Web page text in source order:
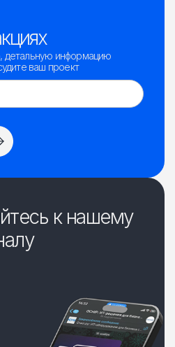
детальную информацию
ваш проект
к нашему